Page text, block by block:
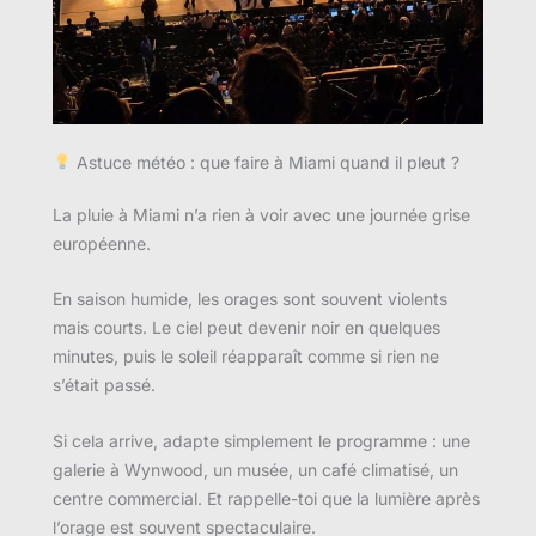
Astuce météo : que faire à Miami quand il pleut ?
La pluie à Miami n’a rien à voir avec une journée grise
européenne.
En saison humide, les orages sont souvent violents
mais courts. Le ciel peut devenir noir en quelques
minutes, puis le soleil réapparaît comme si rien ne
s’était passé.
Si cela arrive, adapte simplement le programme : une
galerie à Wynwood, un musée, un café climatisé, un
centre commercial. Et rappelle-toi que la lumière après
l’orage est souvent spectaculaire.